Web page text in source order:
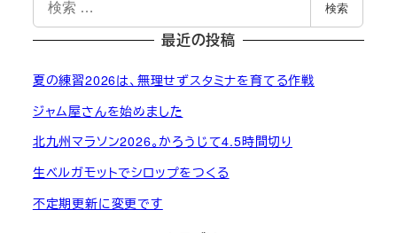
索
検索
最近の投稿
夏の練習2026は、無理せずスタミナを育てる作戦
ジャム屋さんを始めました
北九州マラソン2026。かろうじて4.5時間切り
生ベルガモットでシロップをつくる
不定期更新に変更です